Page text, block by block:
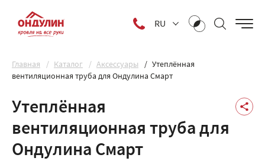
RU
Главная Каталог Аксессуары
Утеплённая
вентиляционная труба для Ондулина Смарт
Утеплённая
вентиляционная труба для
Ондулина Смарт